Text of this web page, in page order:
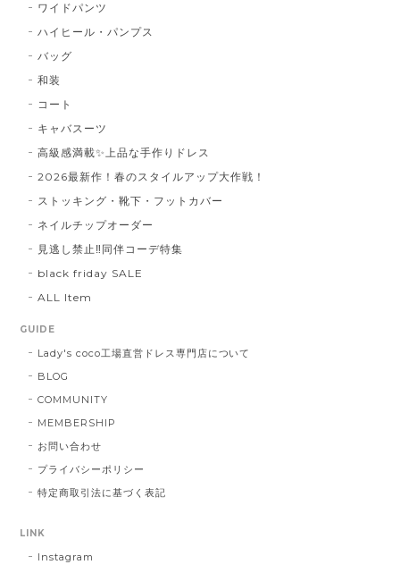
ワイドパンツ
ハイヒール・パンプス
バッグ
和装
コート
キャバスーツ
高級感満載✨上品な手作りドレス
2026最新作！春のスタイルアップ大作戦！
ストッキング・靴下・フットカバー
ネイルチップオーダー
見逃し禁止‼同伴コーデ特集
black friday SALE
ALL Item
GUIDE
Lady's coco工場直営ドレス専門店について
BLOG
COMMUNITY
MEMBERSHIP
お問い合わせ
プライバシーポリシー
特定商取引法に基づく表記
LINK
Instagram